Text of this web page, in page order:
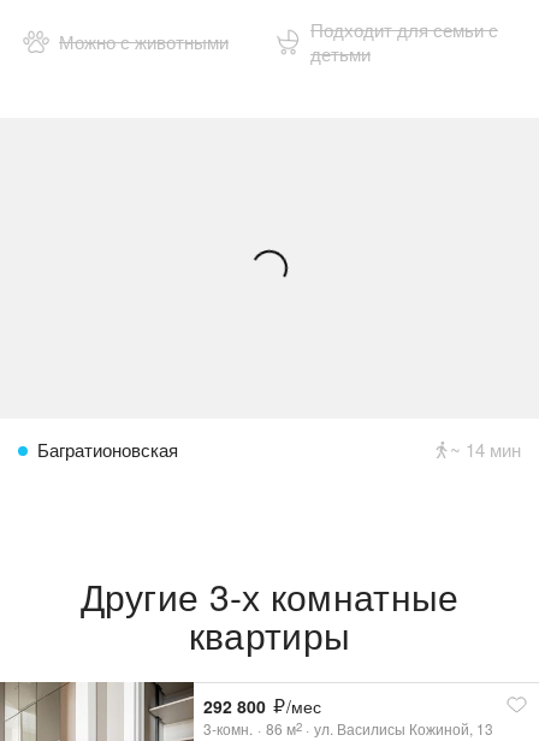
Можно с животными
Подходит для семьи с
детьми
Багратионовская ~ 14 мин
Другие 3-х комнатные
квартиры
292 800 /мес
3-комн. 86 м2 ул. Василисы Кожиной, 13